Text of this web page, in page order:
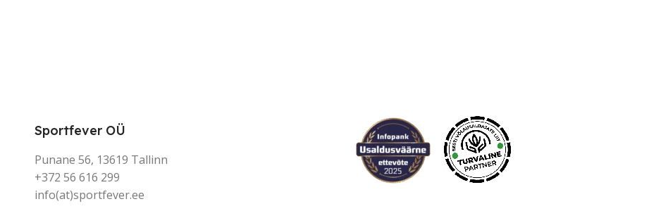
Sportfever OÜ
Punane 56, 13619 Tallinn
+372 56 616 299
info(at)sportfever.ee